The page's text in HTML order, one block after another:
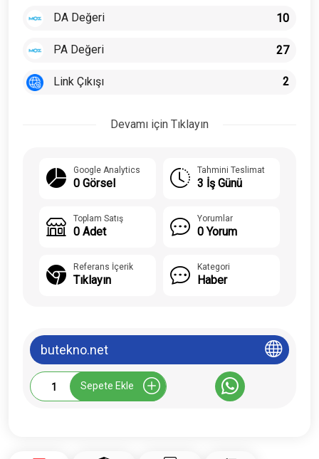
DA Değeri 10
PA Değeri 27
Link Çıkışı 2
Devamı için Tıklayın
Google Analytics
0 Görsel
Tahmini Teslimat
3 İş Günü
Toplam Satış
0 Adet
Yorumlar
0 Yorum
Referans İçerik
Tıklayın
Kategori
Haber
butekno.net
Butekno.net
Tanıtım
Sepete Ekle